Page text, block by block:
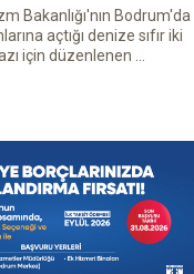
Bakanlığı'nın Bodrum'da
açtığı denize sıfır iki
için düzenlenen ...